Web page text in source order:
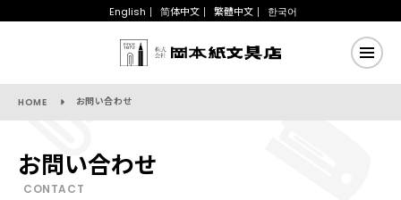
English 简体中文 繁體中文 한국어
HOME お問い合わせ
お問い合わせ
CONTACT